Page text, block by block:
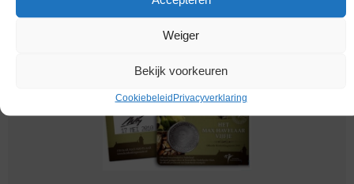
Weiger
Bekijk voorkeuren
CookiebeleidPrivacyverklaring